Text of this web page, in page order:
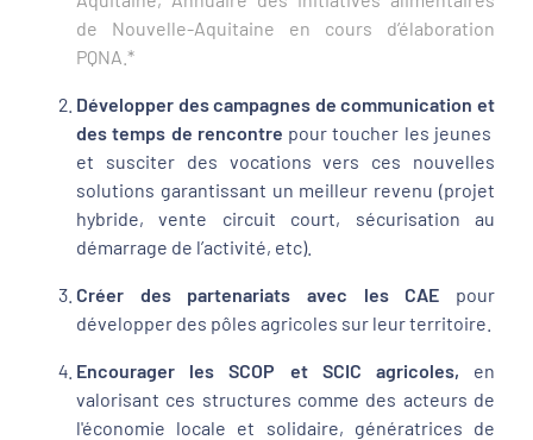
de Nouvelle-Aquitaine en cours d’élaboration
PQNA.*
Développer des campagnes de communication et
des temps de rencontre pour toucher les jeunes
et susciter des vocations vers ces nouvelles
solutions garantissant un meilleur revenu (projet
hybride, vente circuit court, sécurisation au
démarrage de l’activité, etc).
Créer des partenariats avec les CAE pour
développer des pôles agricoles sur leur territoire.
Encourager les SCOP et SCIC agricoles, en
valorisant ces structures comme des acteurs de
l'économie locale et solidaire, génératrices de